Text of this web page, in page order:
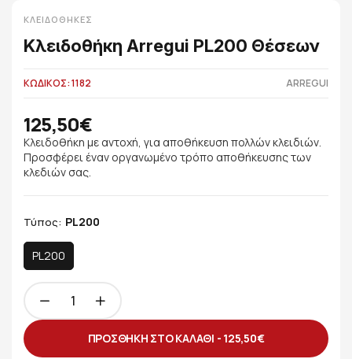
ΚΛΕΙΔΟΘΉΚΕΣ
Κλειδοθήκη Arregui PL200 Θέσεων
ΚΩΔΙΚΟΣ: 1182 ARREGUI
125,50€
Κλειδοθήκη με αντοχή, για αποθήκευση πολλών κλειδιών.
Προσφέρει έναν οργανωμένο τρόπο αποθήκευσης των
κλεδιών σας.
Τύπος: PL200
PL200
ΠΡΟΣΘΗΚΗ ΣΤΟ ΚΑΛΑΘΙ - 125,50€